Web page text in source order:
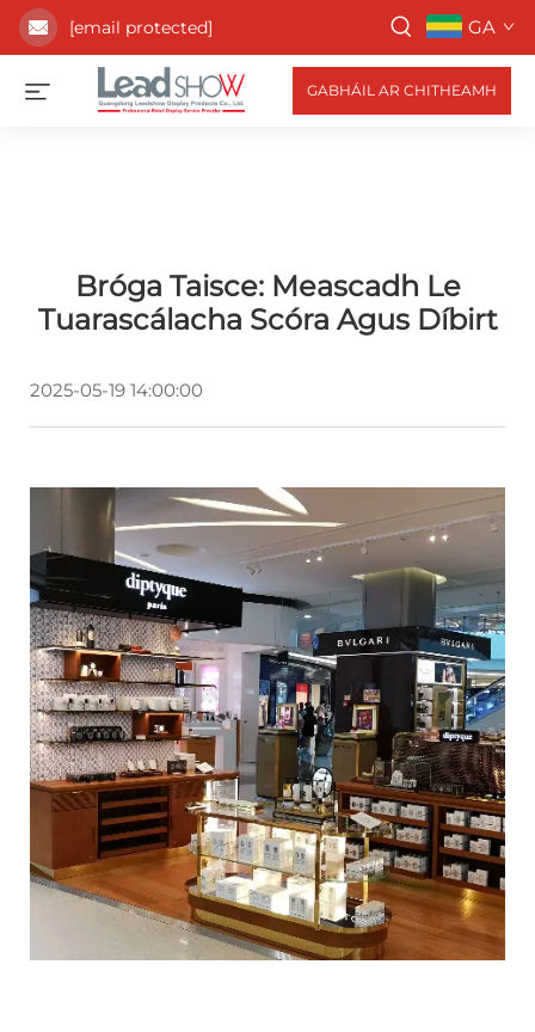
[email protected] GA
GABHÁIL AR CHITHEAMH
Bróga Taisce: Meascadh Le
Tuarascálacha Scóra Agus Díbirt
2025-05-19 14:00:00